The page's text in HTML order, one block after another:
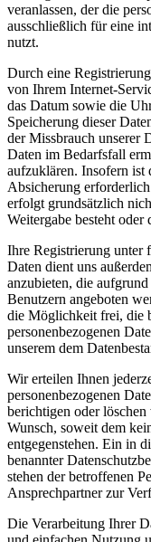
veranlassen, der die
ausschließlich für eine
nutzt.
Durch eine
von Ihrem Internet-
das Datum sowie die
Speicherung dieser
der Missbrauch unserer
Daten im Bedarfsfall
aufzuklären. Insofern ist
Absicherung
erfolgt grundsätzlich
Weitergabe besteht
Ihre Registrierung unter
Daten dient uns
anzubieten, die
Benutzern angeboten
die Möglichkeit frei, die
personenbezogenen
unserem dem
Wir erteilen Ihnen
personenbezogenen
berichtigen oder
Wunsch, soweit dem
entgegenstehen. Ein in
benannter
stehen der betroffenen
Ansprechpartner zur
Die Verarbeitung Ihrer